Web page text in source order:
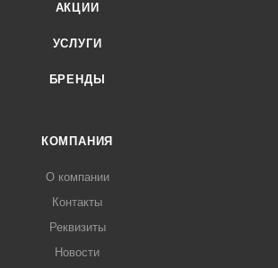
АКЦИИ
УСЛУГИ
БРЕНДЫ
КОМПАНИЯ
О компании
Контакты
Реквизиты
Новости